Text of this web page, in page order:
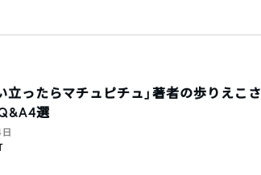
い立ったらマチュピチュ」著者の歩りえこさ
選